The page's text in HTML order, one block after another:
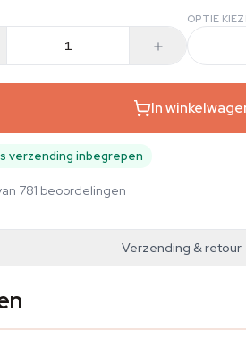
OPTIE
In
verzending inbegrepen
781 beoordelingen
Verzending & retour